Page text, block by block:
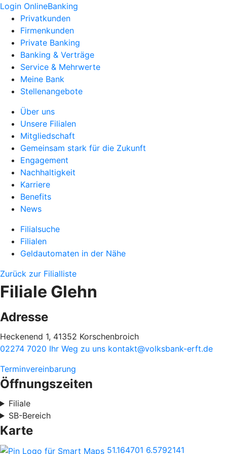
Login OnlineBanking
Privatkunden
Firmenkunden
Private Banking
Banking & Verträge
Service & Mehrwerte
Meine Bank
Stellenangebote
Über uns
Unsere Filialen
Mitgliedschaft
Gemeinsam stark für die Zukunft
Engagement
Nachhaltigkeit
Karriere
Benefits
News
Filialsuche
Filialen
Geldautomaten in der Nähe
Zurück zur Filialliste
Filiale Glehn
Adresse
Heckenend 1, 41352 Korschenbroich
02274 7020 Ihr Weg zu uns kontakt@volksbank-erft.de
Terminvereinbarung
Öffnungszeiten
Filiale
SB-Bereich
Karte
51.164701 6.5792141